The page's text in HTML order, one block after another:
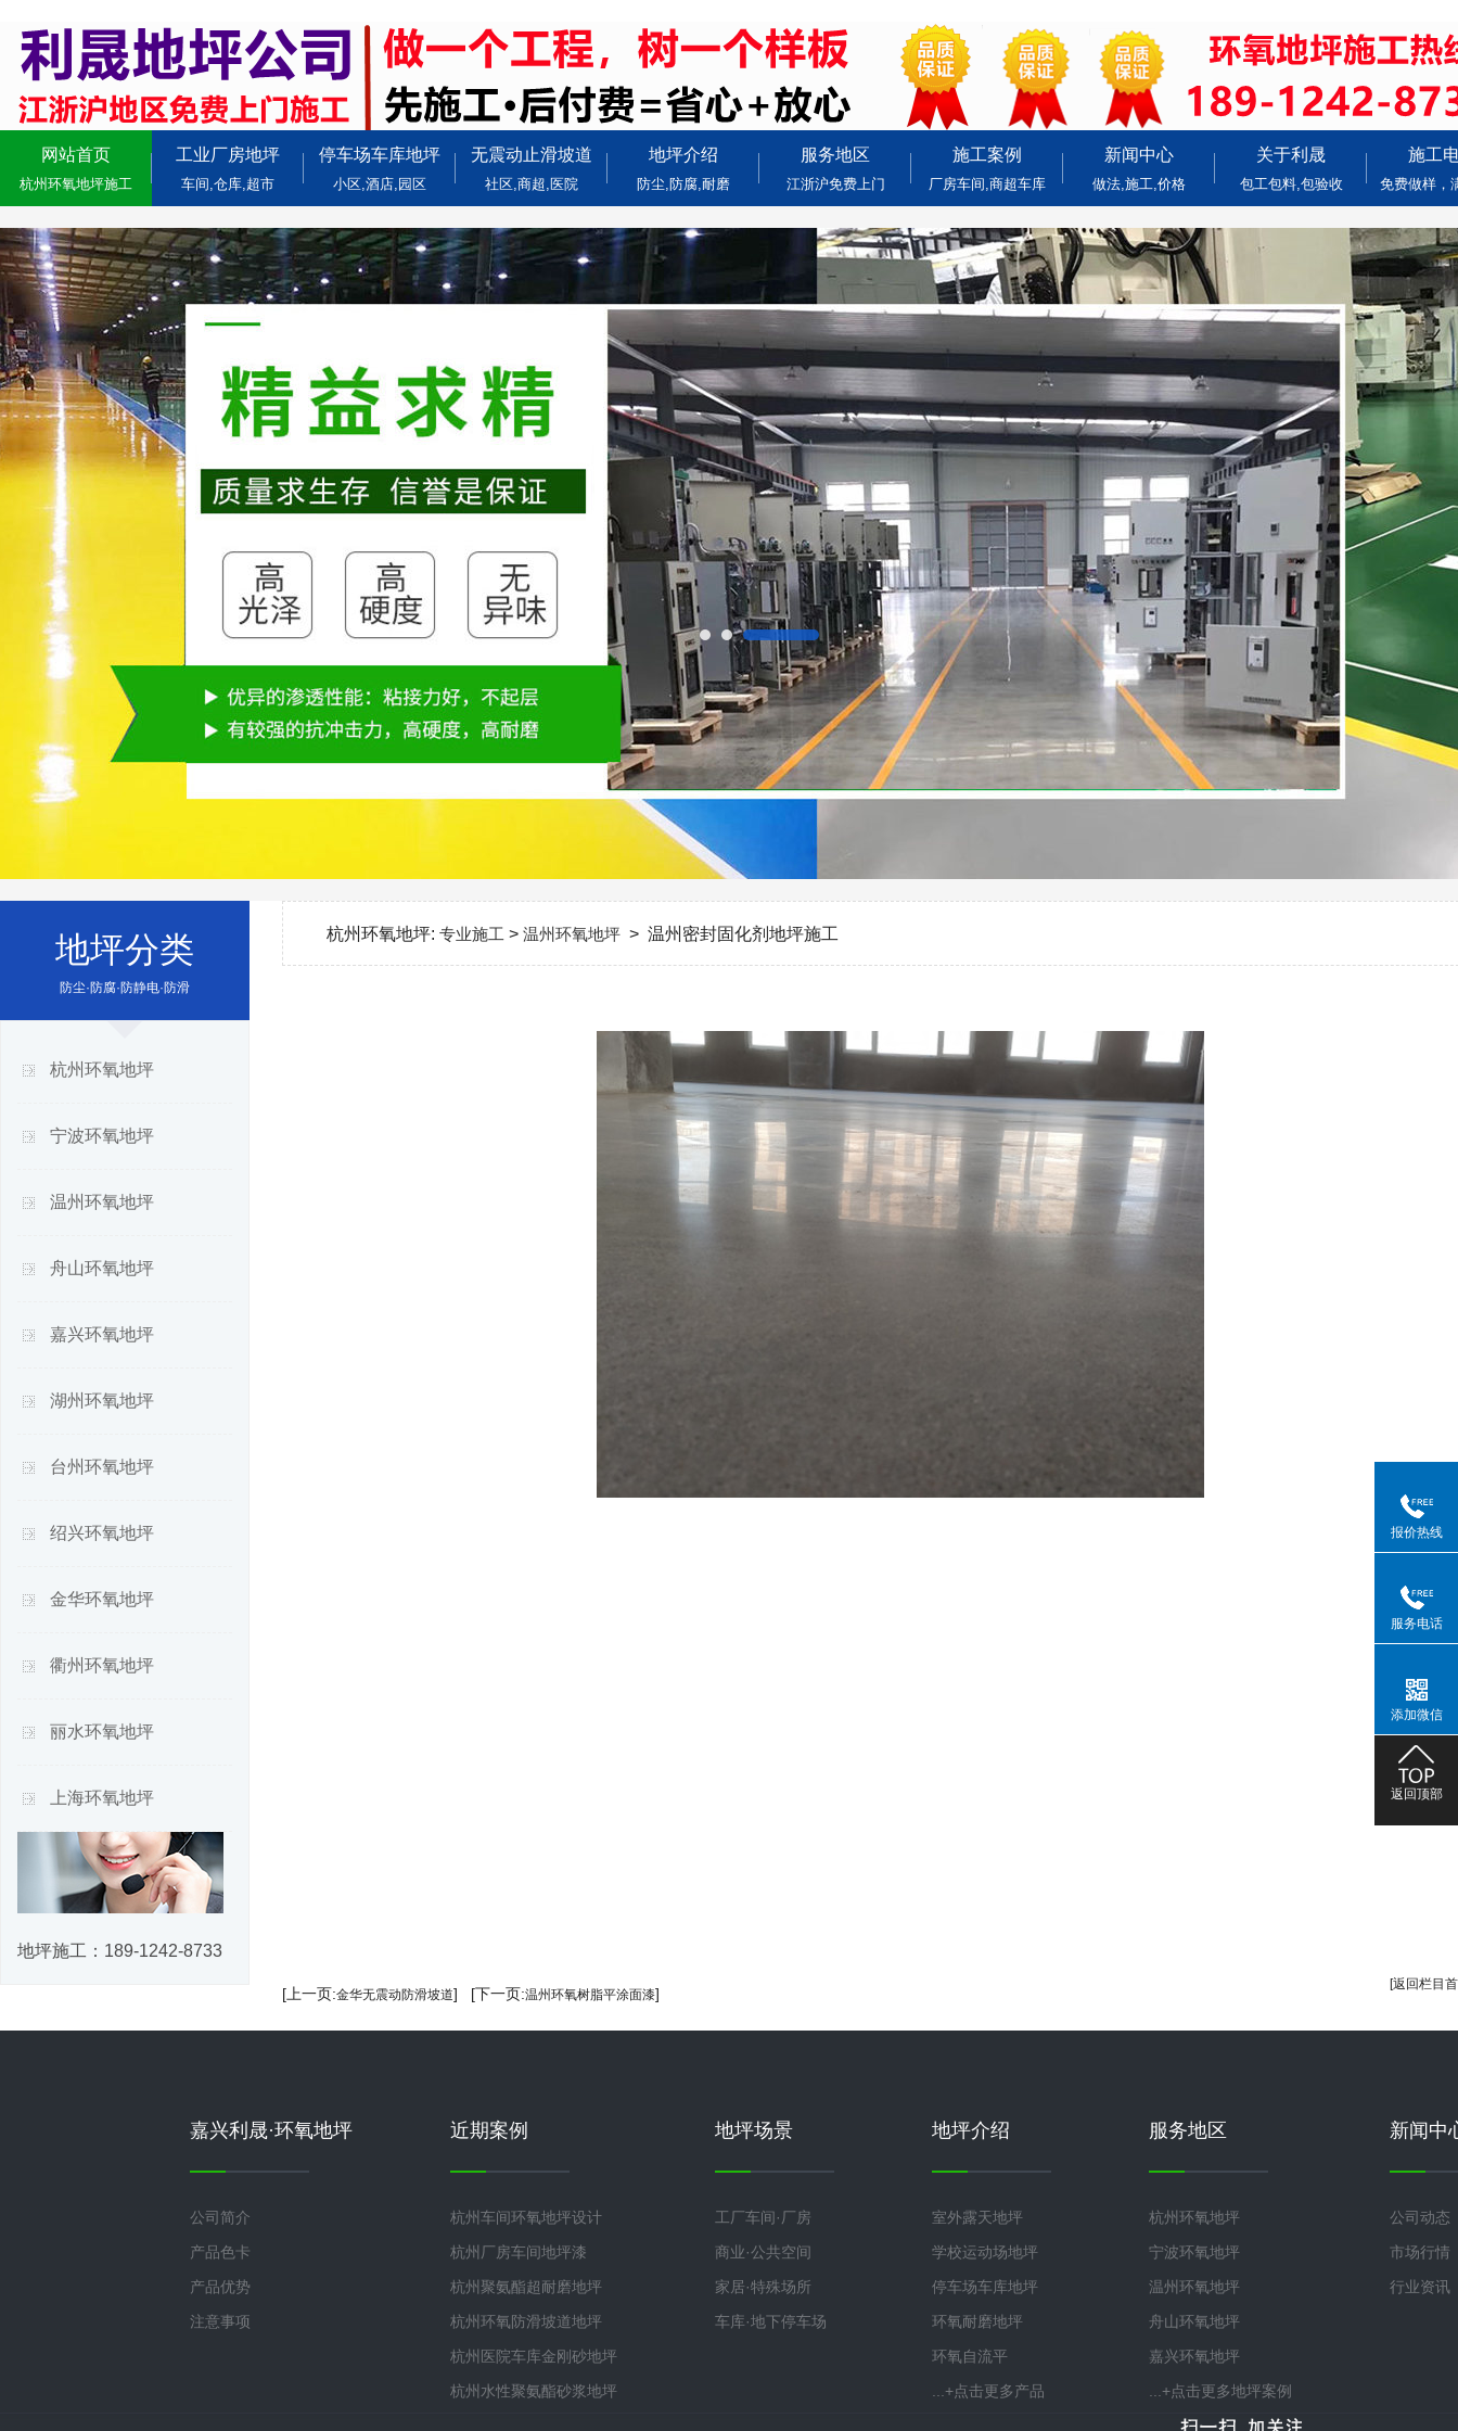
网站首页
杭州环氧地坪施工
工业厂房地坪
车间,仓库,超市
停车场车库地坪
小区,酒店,园区
无震动止滑坡道
社区,商超,医院
地坪介绍
防尘,防腐,耐磨
服务地区
江浙沪免费上门
施工案例
厂房车间,商超车库
新闻中心
做法,施工,价格
关于利晟
包工包料,包验收
施工
免费做样，
地坪分类
防尘·防腐·防静电·防滑
杭州环氧地坪
宁波环氧地坪
温州环氧地坪
舟山环氧地坪
嘉兴环氧地坪
湖州环氧地坪
台州环氧地坪
绍兴环氧地坪
金华环氧地坪
衢州环氧地坪
丽水环氧地坪
上海环氧地坪
地坪施工： 189-1242-8733
杭州环氧地坪: 专业施工 > 温州环氧地坪 > 温州密封固化剂地坪施工
[返回栏目
[上一页:金华无震动防滑坡道] [下一页:温州环氧树脂平涂面漆]
嘉兴利晟·环氧地坪
公司简介
产品色卡
产品优势
注意事项
近期案例
杭州车间环氧地坪设计
杭州厂房车间地坪漆
杭州聚氨酯超耐磨地坪
杭州环氧防滑坡道地坪
杭州医院车库金刚砂地坪
杭州水性聚氨酯砂浆地坪
地坪场景
工厂车间·厂房
商业·公共空间
家居·特殊场所
车库·地下停车场
地坪介绍
室外露天地坪
学校运动场地坪
停车场车库地坪
环氧耐磨地坪
环氧自流平
...+点击更多产品
服务地区
杭州环氧地坪
宁波环氧地坪
温州环氧地坪
舟山环氧地坪
嘉兴环氧地坪
...+点击更多地坪案例
新闻中
公司动态
市场行情
行业资讯
报价热线
服务电话
添加微信
返回顶部